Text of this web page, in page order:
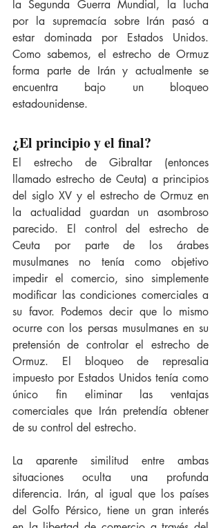
la Segunda Guerra Mundial, la lucha
por la supremacía sobre Irán pasó a
estar dominada por Estados Unidos.
Como sabemos, el estrecho de Ormuz
forma parte de Irán y actualmente se
encuentra bajo un bloqueo
estadounidense.
¿El principio y el final?
El estrecho de Gibraltar (entonces
llamado estrecho de Ceuta) a principios
del siglo XV y el estrecho de Ormuz en
la actualidad guardan un asombroso
parecido. El control del estrecho de
Ceuta por parte de los árabes
musulmanes no tenía como objetivo
impedir el comercio, sino simplemente
modificar las condiciones comerciales a
su favor. Podemos decir que lo mismo
ocurre con los persas musulmanes en su
pretensión de controlar el estrecho de
Ormuz. El bloqueo de represalia
impuesto por Estados Unidos tenía como
único fin eliminar las ventajas
comerciales que Irán pretendía obtener
de su control del estrecho.
La aparente similitud entre ambas
situaciones oculta una profunda
diferencia. Irán, al igual que los países
del Golfo Pérsico, tiene un gran interés